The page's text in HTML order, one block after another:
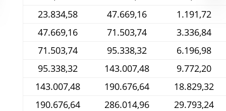
23.834,58
47.669,16
1.191,72
47.669,16
71.503,74
3.336,84
71.503,74
95.338,32
6.196,98
95.338,32
143.007,48
9.772,20
143.007,48
190.676,64
18.829,32
190.676,64
286.014,96
29.793,24